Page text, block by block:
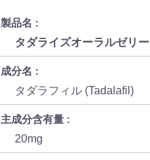
製品名
タダライズオーラルゼリー
成分名
タダラフィル (Tadalafil)
主成分含有量
20mg